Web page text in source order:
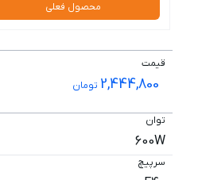
محصول فعلی
قیمت
2,444,800 تومان
توان
600W
سرپیچ